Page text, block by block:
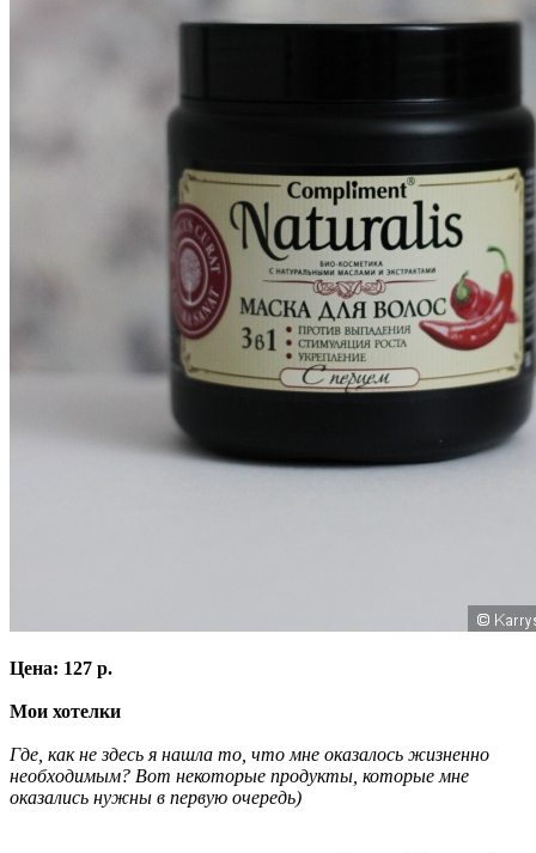
Цена: 127 р.
Мои хотелки
Где, как не здесь я нашла то, что мне оказалось жизненно
необходимым? Вот некоторые продукты, которые мне
оказались нужны в первую очередь)